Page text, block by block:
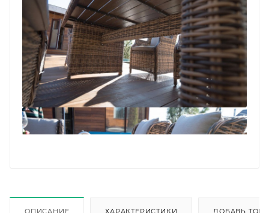
ОПИСАНИЕ ХАРАКТЕРИСТИКИ ДОБАВЬ